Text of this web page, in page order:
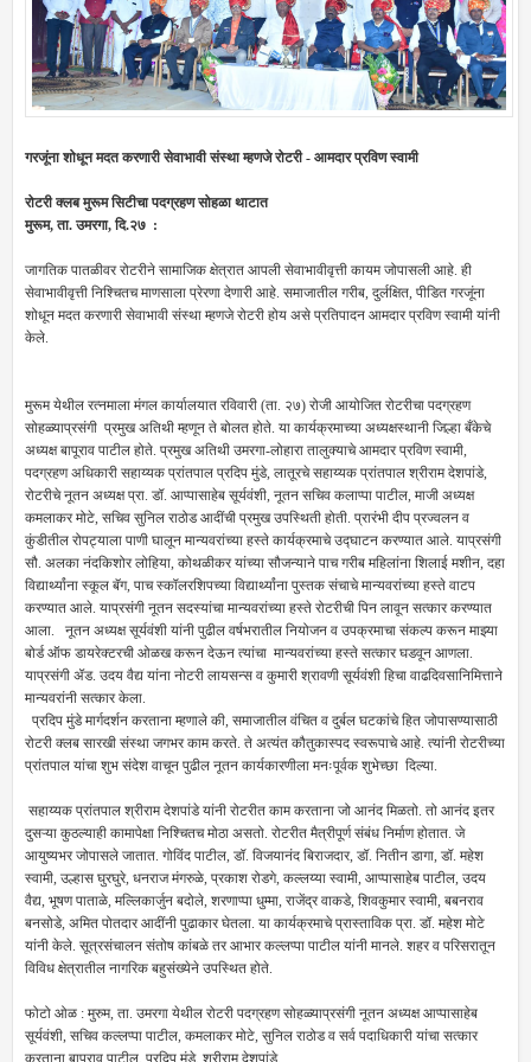
गरजूंना शोधून मदत करणारी सेवाभावी संस्था म्हणजे रोटरी - आमदार प्रविण स्वामी
रोटरी क्लब मुरूम सिटीचा पदग्रहण सोहळा थाटात
मुरूम, ता. उमरगा, दि.२७ :
जागतिक पातळीवर रोटरीने सामाजिक क्षेत्रात आपली सेवाभावीवृत्ती कायम जोपासली आहे. ही
सेवाभावीवृत्ती निश्चितच माणसाला प्रेरणा देणारी आहे. समाजातील गरीब, दुर्लक्षित, पीडित गरजूंना
शोधून मदत करणारी सेवाभावी संस्था म्हणजे रोटरी होय असे प्रतिपादन आमदार प्रविण स्वामी यांनी
केले.
मुरूम येथील रत्नमाला मंगल कार्यालयात रविवारी (ता. २७) रोजी आयोजित रोटरीचा पदग्रहण
सोहळ्याप्रसंगी प्रमुख अतिथी म्हणून ते बोलत होते. या कार्यक्रमाच्या अध्यक्षस्थानी जिल्हा बँकेचे
अध्यक्ष बापूराव पाटील होते. प्रमुख अतिथी उमरगा-लोहारा तालुक्याचे आमदार प्रविण स्वामी,
पदग्रहण अधिकारी सहाय्यक प्रांतपाल प्रदिप मुंडे, लातूरचे सहाय्यक प्रांतपाल श्रीराम देशपांडे,
रोटरीचे नूतन अध्यक्ष प्रा. डॉ. आप्पासाहेब सूर्यवंशी, नूतन सचिव कलाप्पा पाटील, माजी अध्यक्ष
कमलाकर मोटे, सचिव सुनिल राठोड आदींची प्रमुख उपस्थिती होती. प्रारंभी दीप प्रज्वलन व
कुंडीतील रोपट्याला पाणी घालून मान्यवरांच्या हस्ते कार्यक्रमाचे उद्घाटन करण्यात आले. याप्रसंगी
सौ. अलका नंदकिशोर लोहिया, कोथळीकर यांच्या सौजन्याने पाच गरीब महिलांना शिलाई मशीन, दहा
विद्यार्थ्यांना स्कूल बॅग, पाच स्कॉलरशिपच्या विद्यार्थ्यांना पुस्तक संचाचे मान्यवरांच्या हस्ते वाटप
करण्यात आले. याप्रसंगी नूतन सदस्यांचा मान्यवरांच्या हस्ते रोटरीची पिन लावून सत्कार करण्यात
आला. नूतन अध्यक्ष सूर्यवंशी यांनी पुढील वर्षभरातील नियोजन व उपक्रमाचा संकल्प करून माझ्या
बोर्ड ऑफ डायरेक्टरची ओळख करून देऊन त्यांचा मान्यवरांच्या हस्ते सत्कार घडवून आणला.
याप्रसंगी ॲड. उदय वैद्य यांना नोटरी लायसन्स व कुमारी श्रावणी सूर्यवंशी हिचा वाढदिवसानिमित्ताने
मान्यवरांनी सत्कार केला.
प्रदिप मुंडे मार्गदर्शन करताना म्हणाले की, समाजातील वंचित व दुर्बल घटकांचे हित जोपासण्यासाठी
रोटरी क्लब सारखी संस्था जगभर काम करते. ते अत्यंत कौतुकास्पद स्वरूपाचे आहे. त्यांनी रोटरीच्या
प्रांतपाल यांचा शुभ संदेश वाचून पुढील नूतन कार्यकारणीला मनःपूर्वक शुभेच्छा दिल्या.
सहाय्यक प्रांतपाल श्रीराम देशपांडे यांनी रोटरीत काम करताना जो आनंद मिळतो. तो आनंद इतर
दुसऱ्या कुठल्याही कामापेक्षा निश्चितच मोठा असतो. रोटरीत मैत्रीपूर्ण संबंध निर्माण होतात. जे
आयुष्यभर जोपासले जातात. गोविंद पाटील, डॉ. विजयानंद बिराजदार, डॉ. नितीन डागा, डॉ. महेश
स्वामी, उल्हास घुरघुरे, धनराज मंगरुळे, प्रकाश रोडगे, कल्लय्या स्वामी, आप्पासाहेब पाटील, उदय
वैद्य, भूषण पाताळे, मल्लिकार्जुन बदोले, शरणाप्पा धुम्मा, राजेंद्र वाकडे, शिवकुमार स्वामी, बबनराव
बनसोडे, अमित पोतदार आदींनी पुढाकार घेतला. या कार्यक्रमाचे प्रास्ताविक प्रा. डॉ. महेश मोटे
यांनी केले. सूत्रसंचालन संतोष कांबळे तर आभार कल्लप्पा पाटील यांनी मानले. शहर व परिसरातून
विविध क्षेत्रातील नागरिक बहुसंख्येने उपस्थित होते.
फोटो ओळ : मुरुम, ता. उमरगा येथील रोटरी पदग्रहण सोहळ्याप्रसंगी नूतन अध्यक्ष आप्पासाहेब
सूर्यवंशी, सचिव कल्लप्पा पाटील, कमलाकर मोटे, सुनिल राठोड व सर्व पदाधिकारी यांचा सत्कार